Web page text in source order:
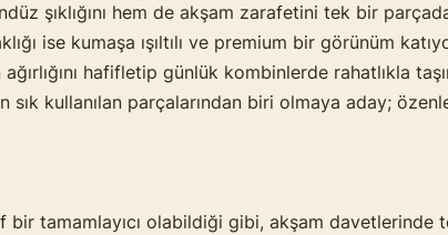
şıklığını hem de akşam zarafetini tek bir
ise kumaşa ışıltılı ve premium bir görünüm
hafifletip günlük kombinlerde rahatlıkla
kullanılan parçalarından biri olmaya aday;
bir tamamlayıcı olabildiği gibi, akşam